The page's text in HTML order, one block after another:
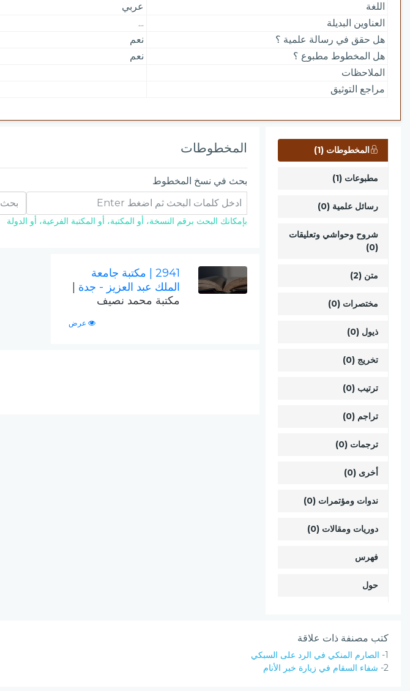
اللغة
عربي
العناوين البديلة
...
هل حقق في رسالة علمية ؟
نعم
هل المخطوط مطبوع ؟
نعم
الملاحظات
مراجع التوثيق
المخطوطات (1)
مطبوعات (1)
رسائل علمية (0)
شروح وحواشي وتعليقات
(0)
متن (2)
مختصرات (0)
ذيول (0)
تخريج (0)
ترتيب (0)
تراجم (0)
ترجمات (0)
أخرى (0)
ندوات ومؤتمرات (0)
دوريات ومقالات (0)
فهرس
حول
المخطوطات
بحث في نسخ المخطوط
بحث
بإمكانك البحث برقم النسخة، أو المكتبة، أو المكتبة الفرعية، أو الدولة
2941
| مكتبة جامعة
الملك عبد العزيز - جدة
مكتبة محمد نصيف
عرض
كتب مصنفة ذات علاقة
1- الصارم المنكي في الرد على السبكي
2- شفاء السقام في زيارة خير الأنام